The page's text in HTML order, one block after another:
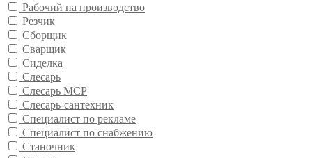
Рабочий на производство
Резчик
Сборщик
Сварщик
Сиделка
Слесарь
Слесарь МСР
Слесарь-сантехник
Специалист по рекламе
Специалист по снабжению
Станочник